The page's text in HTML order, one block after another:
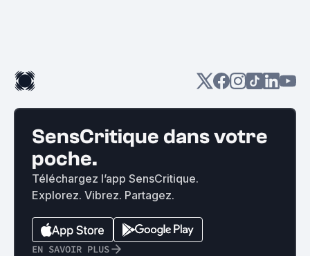
SensCritique dans votre
poche.
Téléchargez l’app SensCritique.
Explorez. Vibrez. Partagez.
EN SAVOIR PLUS